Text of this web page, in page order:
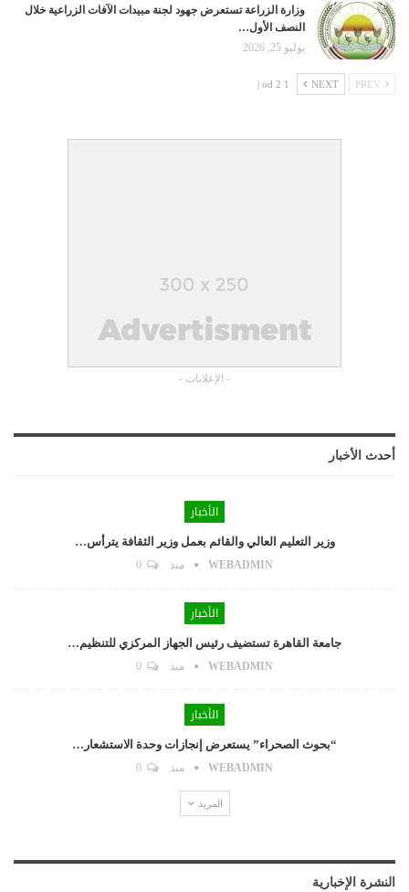
وزارة الزراعة تستعرض جهود لجنة مبيدات الآفات الزراعية خلال
النصف الأول…
يوليو 25, 2026
NEXT
1 od 2 |
- الإعلانات -
أحدث الأخبار
الأخبار
وزير التعليم العالي والقائم بعمل وزير الثقافة يترأس…
WEBADMIN منذ
الأخبار
جامعة القاهرة تستضيف رئيس الجهاز المركزي للتنظيم…
WEBADMIN منذ
الأخبار
“بحوث الصحراء” يستعرض إنجازات وحدة الاستشعار…
WEBADMIN منذ
المزيد
النشرة الإخبارية